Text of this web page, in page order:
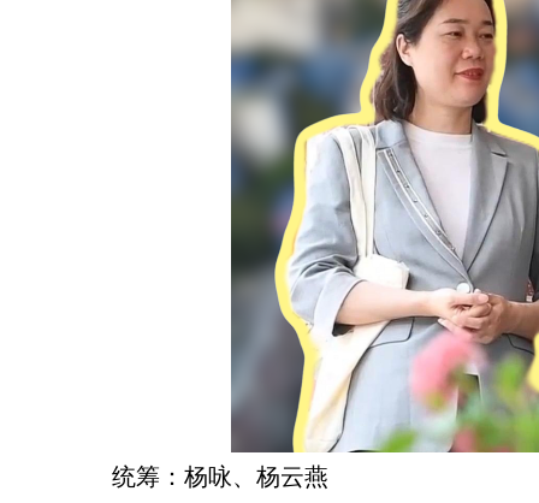
统筹：杨咏、杨云燕